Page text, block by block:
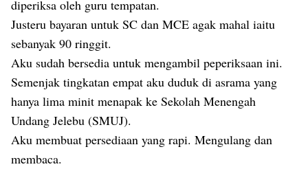
diperiksa oleh guru tempatan.
Justeru bayaran untuk SC dan MCE agak mahal iaitu
sebanyak 90 ringgit.
Aku sudah bersedia untuk mengambil peperiksaan ini.
Semenjak tingkatan empat aku duduk di asrama yang
hanya lima minit menapak ke Sekolah Menengah
Undang Jelebu (SMUJ).
Aku membuat persediaan yang rapi. Mengulang dan
membaca.